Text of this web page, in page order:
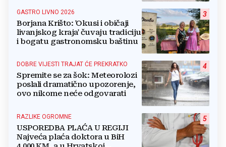
3
GASTRO LIVNO 2026
Borjana Krišto: 'Okusi i običaji
livanjskog kraja' čuvaju tradiciju
i bogatu gastronomsku baštinu
4
DOBRE VIJESTI TRAJAT ĆE PREKRATKO
Spremite se za šok: Meteorolozi
poslali dramatično upozorenje,
ovo nikome neće odgovarati
5
RAZLIKE OGROMNE
USPOREDBA PLAĆA U REGIJI
Najveća plaća doktora u BiH